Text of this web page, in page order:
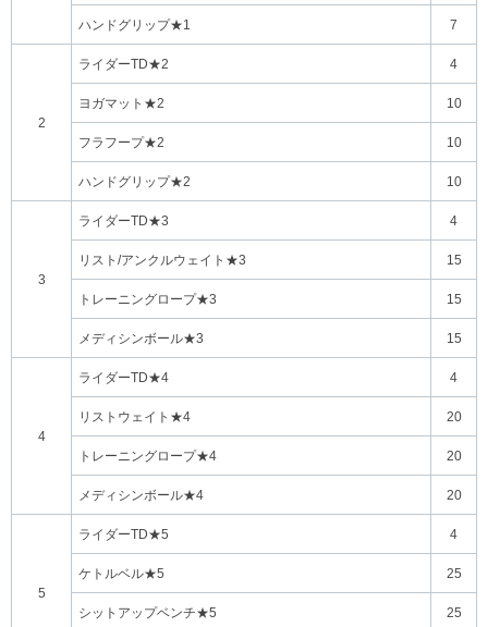
ハンドグリップ★1 7
2
ライダーTD★2 4
ヨガマット★2 10
フラフープ★2 10
ハンドグリップ★2 10
3
ライダーTD★3 4
リスト/アンクルウェイト★3 15
トレーニングロープ★3 15
メディシンボール★3 15
4
ライダーTD★4 4
リストウェイト★4 20
トレーニングロープ★4 20
メディシンボール★4 20
5
ライダーTD★5 4
ケトルベル★5 25
シットアップベンチ★5 25